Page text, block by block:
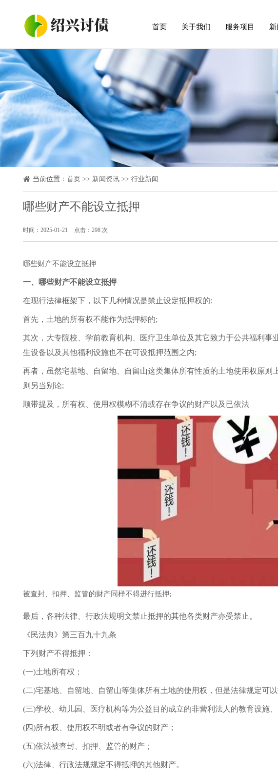
首页 关于我们 服务项目
当前位置： 首页 >> 新闻资讯 >> 行业新闻
哪些财产不能设立抵押
时间：2025-01-21 点击：298 次
哪些财产不能设立抵押
一、哪些财产不能设立抵押
在现行法律框架下，以下几种情况是禁止设定抵押权的:
首先，土地的所有权不能作为抵押标的;
其次，大专院校、学前教育机构、医疗卫生单位及其它致力于公共福利事
生设备以及其他福利设施也不在可设抵押范围之内;
再者，虽然宅基地、自留地、自留山这类集体所有性质的土地使用权原
则另当别论;
顺带提及，所有权、使用权模糊不清或存在争议的财产以及已依法
被查封、扣押、监管的财产同样不得进行抵押;
最后，各种法律、行政法规明文禁止抵押的其他各类财产亦受禁止。
《民法典》第三百九十九条
下列财产不得抵押：
(一)土地所有权；
(二)宅基地、自留地、自留山等集体所有土地的使用权，但是法律规定可以
(三)学校、幼儿园、医疗机构等为公益目的成立的非营利法人的教育设施
(四)所有权、使用权不明或者有争议的财产；
(五)依法被查封、扣押、监管的财产；
(六)法律、行政法规规定不得抵押的其他财产。